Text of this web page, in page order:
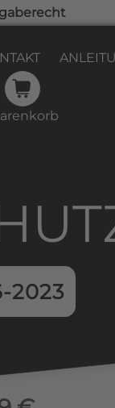
2023
Preis: